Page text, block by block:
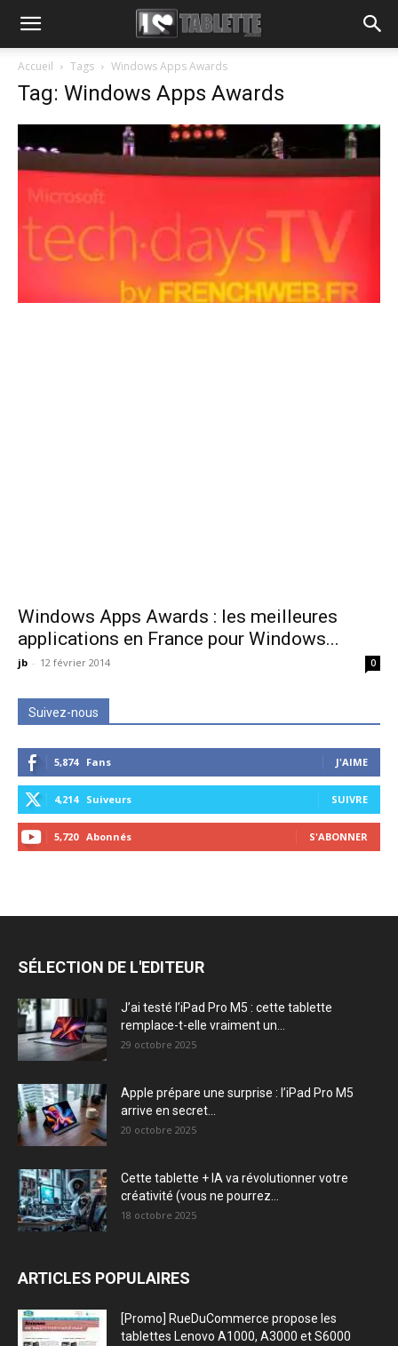
Accueil Tags Windows Apps Awards
Tag: Windows Apps Awards
Windows Apps Awards : les meilleures
applications en France pour Windows...
jb - 12 février 2014 0
Suivez-nous
5,874 Fans J'AIME
4,214 Suiveurs SUIVRE
5,720 Abonnés S'ABONNER
SÉLECTION DE L'EDITEUR
J’ai testé l’iPad Pro M5 : cette tablette
remplace-t-elle vraiment un...
29 octobre 2025
Apple prépare une surprise : l’iPad Pro M5
arrive en secret...
20 octobre 2025
Cette tablette + IA va révolutionner votre
créativité (vous ne pourrez...
18 octobre 2025
ARTICLES POPULAIRES
[Promo] RueDuCommerce propose les
tablettes Lenovo A1000, A3000 et S6000